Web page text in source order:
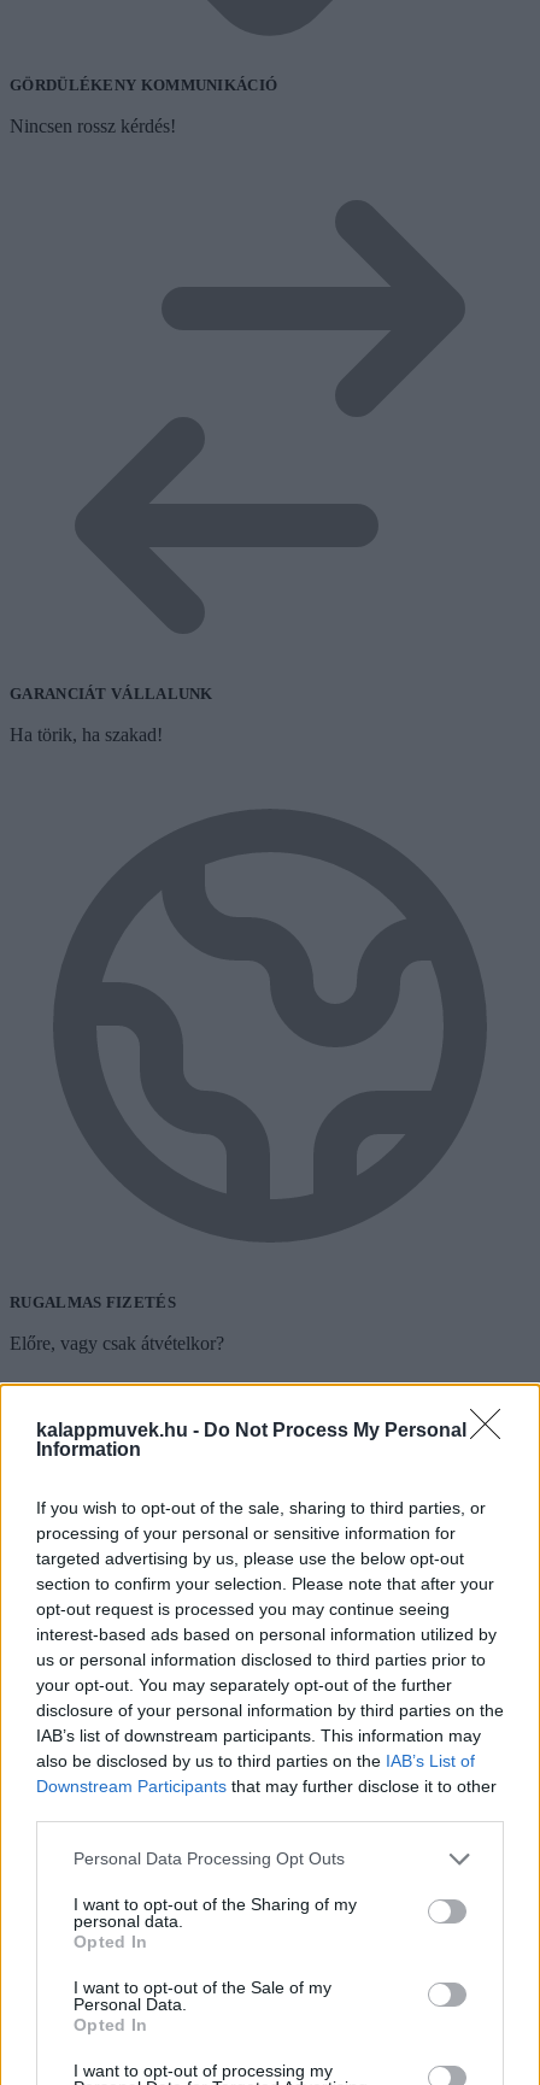
kalappmuvek.hu - Do Not Process My Personal
Information
If you wish to opt-out of the sale, sharing to third parties, or
processing of your personal or sensitive information for
targeted advertising by us, please use the below opt-out
section to confirm your selection. Please note that after your
opt-out request is processed you may continue seeing
interest-based ads based on personal information utilized by
us or personal information disclosed to third parties prior to
your opt-out. You may separately opt-out of the further
disclosure of your personal information by third parties on the
IAB’s list of downstream participants. This information may
also be disclosed by us to third parties on the IAB’s List of
Downstream Participants that may further disclose it to other
Personal Data Processing Opt Outs
I want to opt-out of the Sharing of my
personal data.
Opted In
I want to opt-out of the Sale of my
Personal Data.
Opted In
I want to opt-out of processing my
GÖRDÜLÉKENY KOMMUNIKÁCIÓ
Nincsen rossz kérdés!
GARANCIÁT VÁLLALUNK
Ha törik, ha szakad!
RUGALMAS FIZETÉS
Előre, vagy csak átvételkor?
RÓLUNK
Sztorink
Színek
Használat-kezelés
Szállítás
Letölthető